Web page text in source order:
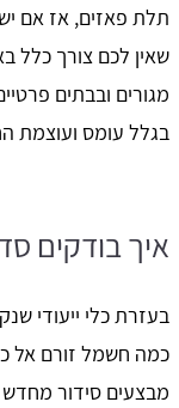
תלת פאזים, אז אם
שאין לכם צורך כלל
מגורים ובבתים
בגלל עומס ועוצמת
איך בודקים
בעזרת כלי ייעודי
כמה חשמל זורם אל
מבצעים סידור מחדש